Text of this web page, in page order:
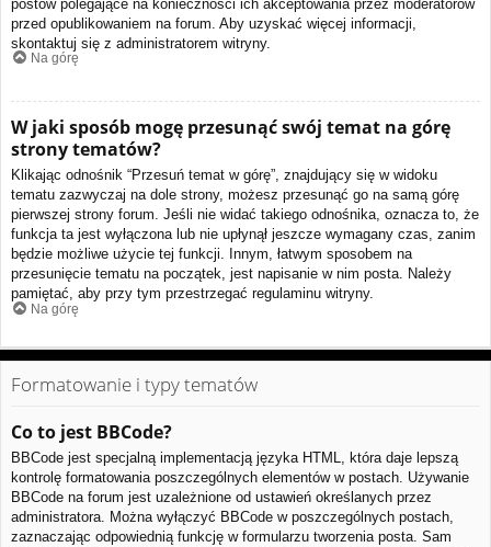
postów polegające na konieczności ich akceptowania przez moderatorów
przed opublikowaniem na forum. Aby uzyskać więcej informacji,
skontaktuj się z administratorem witryny.
Na górę
W jaki sposób mogę przesunąć swój temat na górę
strony tematów?
Klikając odnośnik “Przesuń temat w górę”, znajdujący się w widoku
tematu zazwyczaj na dole strony, możesz przesunąć go na samą górę
pierwszej strony forum. Jeśli nie widać takiego odnośnika, oznacza to, że
funkcja ta jest wyłączona lub nie upłynął jeszcze wymagany czas, zanim
będzie możliwe użycie tej funkcji. Innym, łatwym sposobem na
przesunięcie tematu na początek, jest napisanie w nim posta. Należy
pamiętać, aby przy tym przestrzegać regulaminu witryny.
Na górę
Formatowanie i typy tematów
Co to jest BBCode?
BBCode jest specjalną implementacją języka HTML, która daje lepszą
kontrolę formatowania poszczególnych elementów w postach. Używanie
BBCode na forum jest uzależnione od ustawień określanych przez
administratora. Można wyłączyć BBCode w poszczególnych postach,
zaznaczając odpowiednią funkcję w formularzu tworzenia posta. Sam